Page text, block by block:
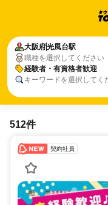
大阪府光風台駅
職種を選択してください
経験者・有資格者歓迎
キーワードを選択してく
512件
契約社員